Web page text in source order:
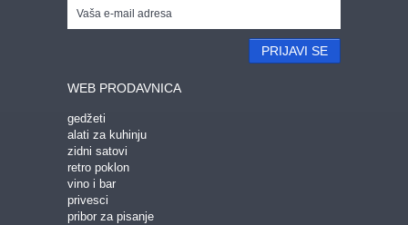
PRIJAVI SE
WEB PRODAVNICA
gedžeti
alati za kuhinju
zidni satovi
retro poklon
vino i bar
privesci
pribor za pisanje